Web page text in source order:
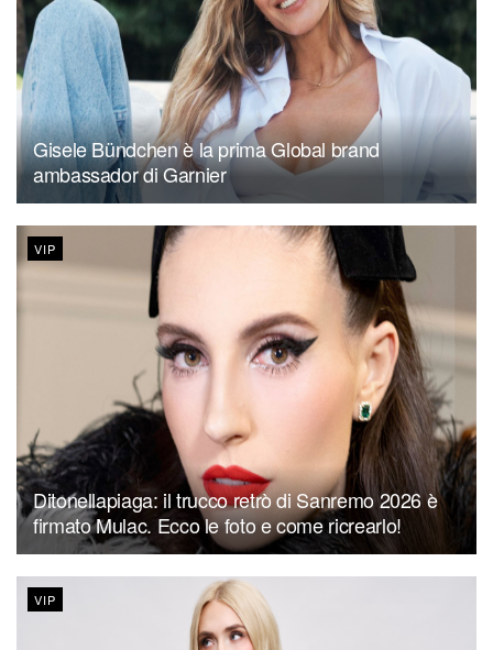
Gisele Bündchen è la prima Global brand
ambassador di Garnier
VIP
Ditonellapiaga: il trucco retrò di Sanremo 2026 è
firmato Mulac. Ecco le foto e come ricrearlo!
VIP